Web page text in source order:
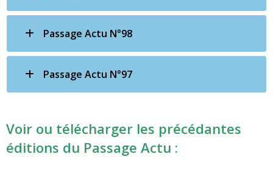
Passage Actu N°98
Passage Actu N°97
Voir ou télécharger les précédantes
éditions du Passage Actu :